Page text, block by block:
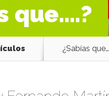
que….?
¿Sabías